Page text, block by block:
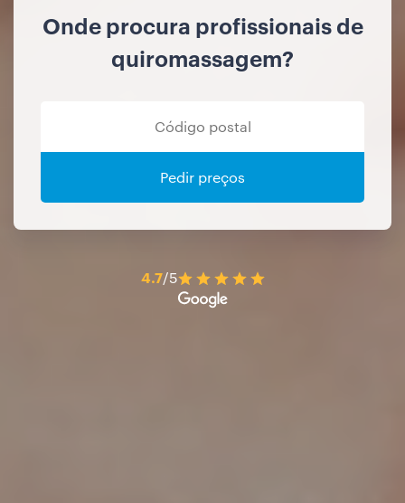
Onde procura profissionais de
quiromassagem?
Pedir preços
4.7/5